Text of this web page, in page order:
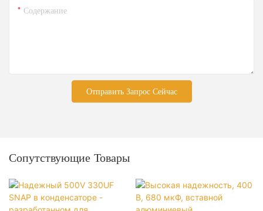
Содержание
Отправить Запрос Сейчас
Сопутствующие Товары